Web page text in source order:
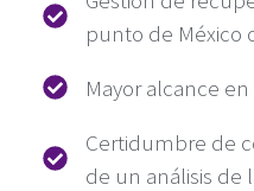
punto de México
Mayor alcance
Certidumbre de
de un análisis de